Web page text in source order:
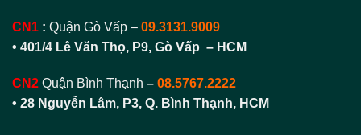
CN1 : Quận Gò Vấp – 09.3131.9009
• 401/4 Lê Văn Thọ, P9, Gò Vấp – HCM
CN2 Quận Bình Thạnh – 08.5767.2222
• 28 Nguyễn Lâm, P3, Q. Bình Thạnh, HCM